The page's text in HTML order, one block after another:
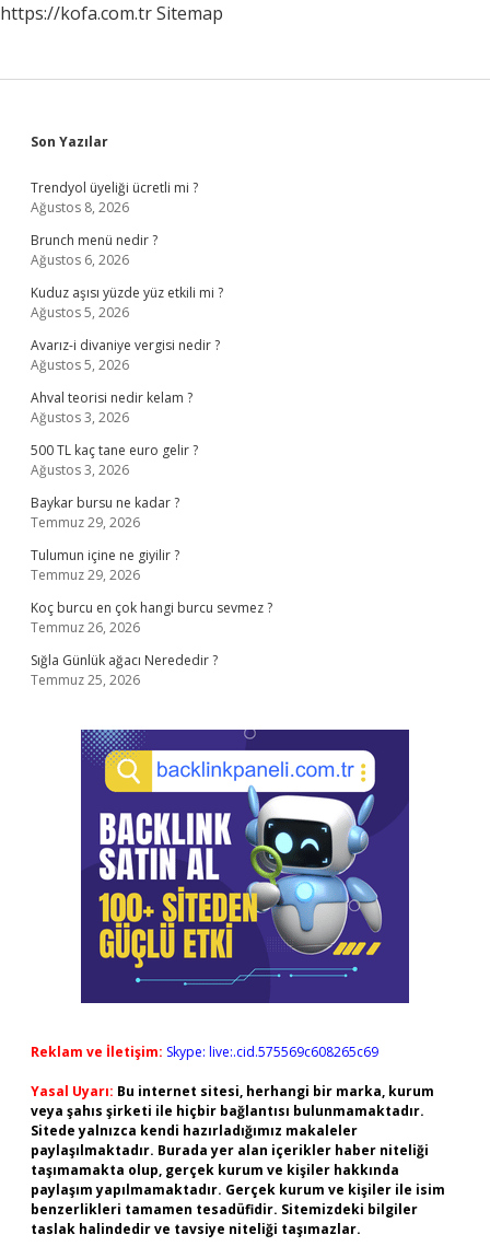
https://kofa.com.trSitemap
Sidebar
Son Yazılar
Trendyol üyeliği ücretli mi ?
Ağustos 8, 2026
Brunch menü nedir ?
Ağustos 6, 2026
Kuduz aşısı yüzde yüz etkili mi ?
Ağustos 5, 2026
Avarız-i divaniye vergisi nedir ?
Ağustos 5, 2026
Ahval teorisi nedir kelam ?
Ağustos 3, 2026
500 TL kaç tane euro gelir ?
Ağustos 3, 2026
Baykar bursu ne kadar ?
Temmuz 29, 2026
Tulumun içine ne giyilir ?
Temmuz 29, 2026
Koç burcu en çok hangi burcu sevmez ?
Temmuz 26, 2026
Sığla Günlük ağacı Nerededir ?
Temmuz 25, 2026
Reklam ve İletişim: Skype: live:.cid.575569c608265c69
Yasal Uyarı: Bu internet sitesi, herhangi bir marka, kurum
veya şahıs şirketi ile hiçbir bağlantısı bulunmamaktadır.
Sitede yalnızca kendi hazırladığımız makaleler
paylaşılmaktadır. Burada yer alan içerikler haber niteliği
taşımamakta olup, gerçek kurum ve kişiler hakkında
paylaşım yapılmamaktadır. Gerçek kurum ve kişiler ile isim
benzerlikleri tamamen tesadüfidir. Sitemizdeki bilgiler
taslak halindedir ve tavsiye niteliği taşımazlar.